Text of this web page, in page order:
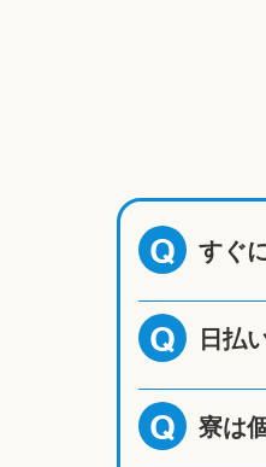
Q すぐ
Q 日払
Q 寮は